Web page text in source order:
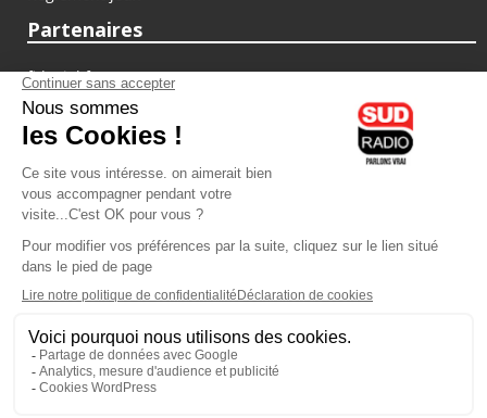
Partenaires
fiducial.fr
lyoncapitale.fr
olympique-et-lyonnais.com
L'application Iphone / Android
Téléchargez l'application
Les cookies
Gestion des cookies
Crédit photos : ©Sud Radio / Pierre Olivier